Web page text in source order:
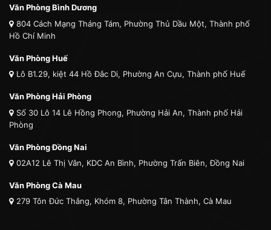
Văn Phòng Bình Dương
804 Cách Mạng Tháng Tám, Phường Thủ Dầu Một, Thành phố
Hồ Chí Minh
Văn Phòng Huế
Lô B1.29, kiệt 44 Hồ Đắc Di, Phường An Cựu, Thành phố Huế
Văn Phòng Hải Phòng
Số 30 Lô 14 Lê Hồng Phong, Phường Hải An, Thành phố Hải
Phòng
Văn Phòng Đồng Nai
02A12 Lê Thị Vân, KDC An Bình, Phường Trấn Biên, Đồng Nai
Văn Phòng Cà Mau
279 Tôn Đức Thắng, Khóm 8, Phường Tân Thành, Cà Mau